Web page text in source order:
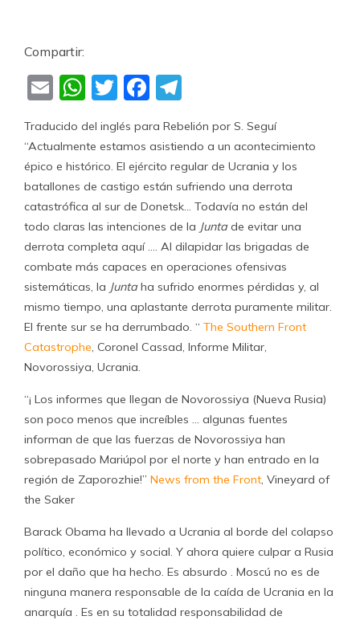
Compartir:
EmailWhatsApp
TwitterFacebook
Traducido del inglés para Rebelión por S. Seguí
“Actualmente estamos asistiendo a un acontecimiento
épico e histórico. El ejército regular de Ucrania y los
batallones de castigo están sufriendo una derrota
catastrófica al sur de Donetsk… Todavía no están del
todo claras las intenciones de la Juntade evitar una
derrota completa aquí …. Al dilapidar las brigadas de
combate más capaces en operaciones ofensivas
sistemáticas, la Juntaha sufrido enormes pérdidas y, al
mismo tiempo, una aplastante derrota puramente militar.
El frente sur se ha derrumbado. “ The Southern Front
Catastrophe, Coronel Cassad, Informe Militar,
Novorossiya, Ucrania.
“¡ Los informes que llegan de Novorossiya (Nueva Rusia)
son poco menos que increíbles … algunas fuentes
informan de que las fuerzas de Novorossiya han
sobrepasado Mariúpol por el norte y han entrado en la
región de Zaporozhie!” News from the Front, Vineyard of
the Saker
Barack Obama ha llevado a Ucrania al borde del colapso
político, económico y social. Y ahora quiere culpar a Rusia
por el daño que ha hecho. Es absurdo . Moscú no es de
ninguna manera responsable de la caída de Ucrania en la
anarquía . Es en su totalidad responsabilidad de